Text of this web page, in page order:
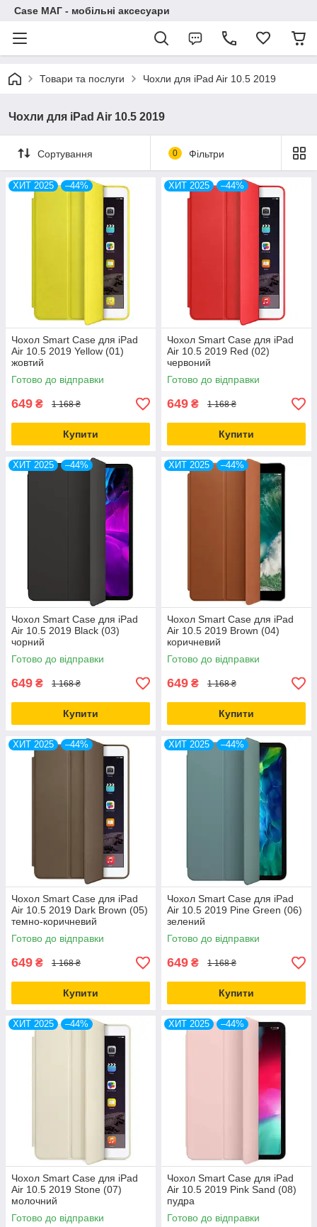
Case МАГ - мобільні аксесуари
Товари та послуги Чохли для iPad Air 10.5 2019
Чохли для iPad Air 10.5 2019
Сортування 0 Фільтри
ХИТ 2025 –44%
Чохол Smart Case для iPad
Air 10.5 2019 Yellow (01)
жовтий
Готово до відправки
649 ₴ 1 168 ₴
Купити
ХИТ 2025 –44%
Чохол Smart Case для iPad
Air 10.5 2019 Red (02)
червоний
Готово до відправки
649 ₴ 1 168 ₴
Купити
ХИТ 2025 –44%
Чохол Smart Case для iPad
Air 10.5 2019 Black (03)
чорний
Готово до відправки
649 ₴ 1 168 ₴
Купити
ХИТ 2025 –44%
Чохол Smart Case для iPad
Air 10.5 2019 Brown (04)
коричневий
Готово до відправки
649 ₴ 1 168 ₴
Купити
ХИТ 2025 –44%
Чохол Smart Case для iPad
Air 10.5 2019 Dark Brown (05)
темно-коричневий
Готово до відправки
649 ₴ 1 168 ₴
Купити
ХИТ 2025 –44%
Чохол Smart Case для iPad
Air 10.5 2019 Pine Green (06)
зелений
Готово до відправки
649 ₴ 1 168 ₴
Купити
ХИТ 2025 –44%
Чохол Smart Case для iPad
Air 10.5 2019 Stone (07)
молочний
Готово до відправки
ХИТ 2025 –44%
Чохол Smart Case для iPad
Air 10.5 2019 Pink Sand (08)
пудра
Готово до відправки